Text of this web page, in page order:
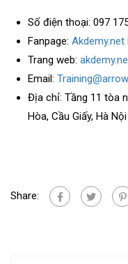
Số điện thoại: 097
Fanpage:
Trang web:
Email:
Địa chỉ: Tầng 11 tòa
Hòa, Cầu Giấy, Hà Nội
Share: